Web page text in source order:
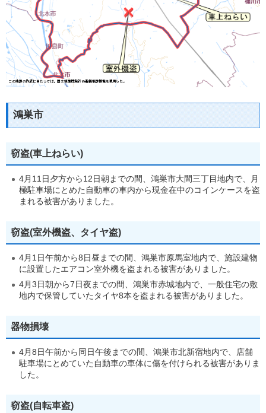
鴻巣市
窃盗(車上ねらい)
4月11日夕方から12日朝までの間、鴻巣市大間三丁目地内で、月
極駐車場にとめた自動車の車内から現金在中のコインケースを盗
まれる被害がありました。
窃盗(室外機盗、タイヤ盗)
4月1日午前から8日昼までの間、鴻巣市原馬室地内で、施設建物
に設置したエアコン室外機を盗まれる被害がありました。
4月3日朝から7日夜までの間、鴻巣市赤城地内で、一般住宅の敷
地内で保管していたタイヤ8本を盗まれる被害がありました。
器物損壊
4月8日午前から同日午後までの間、鴻巣市北新宿地内で、店舗
駐車場にとめていた自動車の車体に傷を付けられる被害がありま
した。
窃盗(自転車盗)